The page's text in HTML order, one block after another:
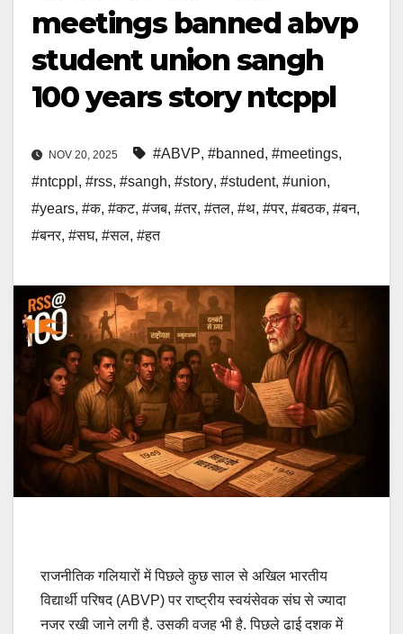
meetings banned abvp
student union sangh
100 years story ntcppl
NOV 20, 2025 #ABVP, #banned, #meetings,
#ntcppl , #rss, #sangh, #story, #student, #union,
#years, #क, #कट, #जब, #तर, #तल, #थ, #पर, #बठक, #बन,
#बनर, #सघ, #सल, #हत
राजनीतिक गलियारों में पिछले कुछ साल से अखिल भारतीय
विद्यार्थी परिषद (ABVP) पर राष्ट्रीय स्वयंसेवक संघ से ज्यादा
नजर रखी जाने लगी है. उसकी वजह भी है. पिछले ढाई दशक में